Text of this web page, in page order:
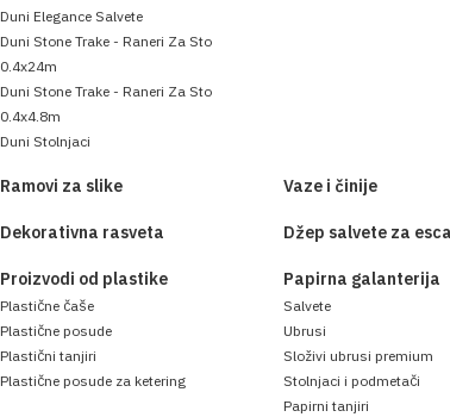
Duni Elegance Salvete
Duni Stone Trake - Raneri Za Sto
0.4x24m
Duni Stone Trake - Raneri Za Sto
0.4x4.8m
Duni Stolnjaci
Ramovi za slike Vaze i činije
Dekorativna rasveta Džep salvete za
Proizvodi od plastike
Plastične čaše
Plastične posude
Plastični tanjiri
Plastične posude za ketering
Papirna galanterija
Salvete
Ubrusi
Složivi ubrusi premium
Stolnjaci i podmetači
Papirni tanjiri